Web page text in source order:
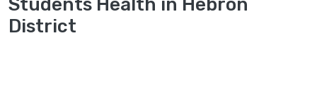
Students Health in Hebron
District